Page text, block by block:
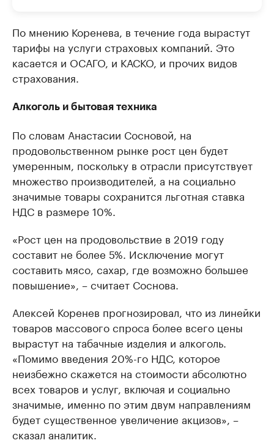
По мнению Коренева, в течение года вырастут
тарифы на услуги страховых компаний. Это
касается и ОСАГО, и КАСКО, и прочих видов
страхования.
Алкоголь и бытовая техника
По словам Анастасии Сосновой, на
продовольственном рынке рост цен будет
умеренным, поскольку в отрасли присутствует
множество производителей, а на социально
значимые товары сохранится льготная ставка
НДС в размере 10%.
«Рост цен на продовольствие в 2019 году
составит не более 5%. Исключение могут
составить мясо, сахар, где возможно большее
повышение», – считает Соснова.
Алексей Коренев прогнозировал, что из линейки
товаров массового спроса более всего цены
вырастут на табачные изделия и алкоголь.
«Помимо введения 20%-го НДС, которое
неизбежно скажется на стоимости абсолютно
всех товаров и услуг, включая и социально
значимые, именно по этим двум направлениям
будет существенное увеличение акцизов», –
сказал аналитик.